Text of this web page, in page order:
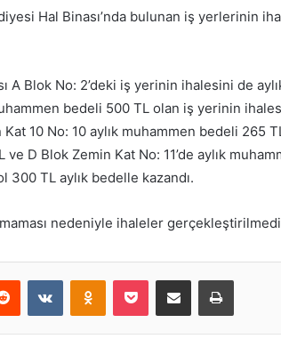
Hal Binası’nda bulunan iş yerlerinin
A Blok No: 2’deki iş yerinin ihalesini de
bedeli 500 TL olan iş yerinin
10 No: 10 aylık muhammen bedeli 265
D Blok Zemin Kat No: 11’de aylık
TL aylık bedelle kazandı.
nedeniyle ihaleler